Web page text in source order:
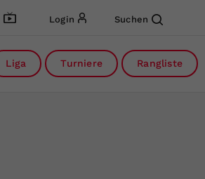
Login Suchen
Liga Turniere Rangliste